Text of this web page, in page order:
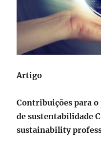
Artigo
Contribuições para
de sustentabilidade
sustainability